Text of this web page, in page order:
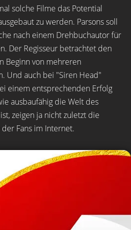
solche Filme das Potential
zu werden. Parsons soll
nach einem Drehbuchautor für
Der Regisseur betrachtet den
Beginn von mehreren
Und auch bei "Siren Head"
einem entsprechenden Erfolg
ausbaufähig die Welt des
zeigen ja nicht zuletzt die
Fans im Internet.